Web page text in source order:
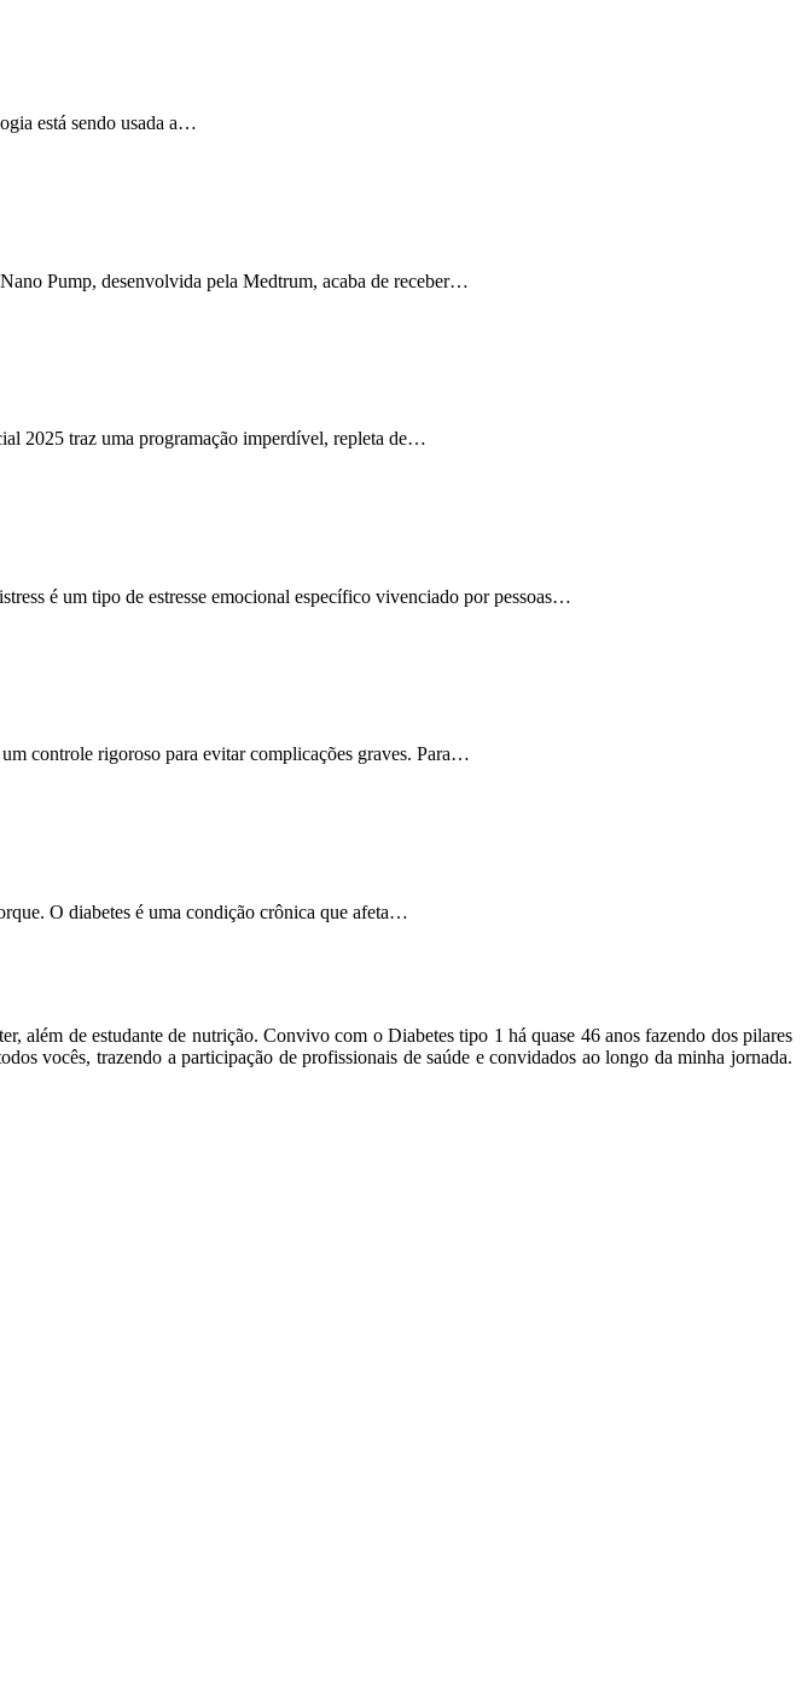
está sendo usada a…
Pump, desenvolvida pela Medtrum, acaba de receber…
2025 traz uma programação imperdível, repleta de…
é um tipo de estresse emocional específico vivenciado por pessoas…
controle rigoroso para evitar complicações graves. Para…
O diabetes é uma condição crônica que afeta…
além de estudante de nutrição. Convivo com o Diabetes tipo 1 há quase 46 anos fazendo dos pilares
vocês, trazendo a participação de profissionais de saúde e convidados ao longo da minha jornada.